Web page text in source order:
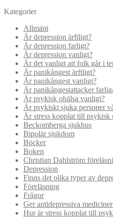
Kategorier
Allmänt
Är depression ärftligt?
Är depression farligt?
Är depression vanligt?
Är det vanligt att folk går i
Är panikångest ärftligt?
Är panikångest vanligt?
Är panikångestattacker
Är psykisk ohälsa vanligt?
Är psykiskt sjuka personer
Är stress kopplat till psykisk
Beckomberga sjukhus
Bipolär sjukdom
Böcker
Boken
Christian Dahlström
Depression
Finns det olika typer av
Föreläsning
Frågor
Ger antidepressiva
Hur är stress kopplat till